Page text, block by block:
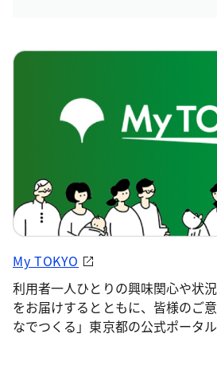
My TOKYO
利用者一人ひとりの興味関心や状
をお届けするとともに、皆様のご
なでつくる」東京都の公式ポータル